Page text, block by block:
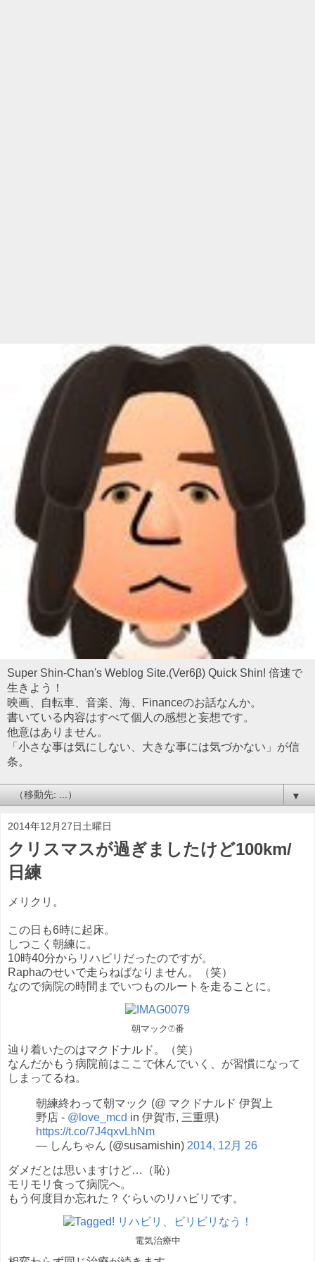
Super Shin-Chan's Weblog Site.(Ver6β) Quick Shin! 倍速で
生きよう！
映画、自転車、音楽、海、Financeのお話なんか。
書いている内容はすべて個人の感想と妄想です。
他意はありません。
「小さな事は気にしない、大きな事には気づかない」が信
条。
▼
2014年12月27日土曜日
クリスマスが過ぎましたけど100km/
日練
メリクリ。
この日も6時に起床。
しつこく朝練に。
10時40分からリハビリだったのですが。
Raphaのせいで走らねばなりません。（笑）
なので病院の時間までいつものルートを走ることに。
朝マック⑦番
辿り着いたのはマクドナルド。（笑）
なんだかもう病院前はここで休んでいく、が習慣になって
しまってるね。
朝練終わって朝マック (@ マクドナルド 伊賀上
野店 - @love_mcd in 伊賀市, 三重県)
https://t.co/7J4qxvLhNm
— しんちゃん (@susamishin) 2014, 12月 26
ダメだとは思いますけど…（恥）
モリモリ食って病院へ。
もう何度目か忘れた？ぐらいのリハビリです。
電気治療中